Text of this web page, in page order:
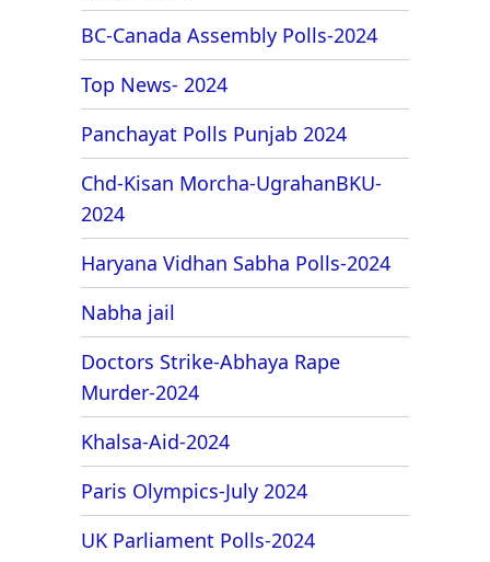
BC-Canada Assembly Polls-2024
Top News- 2024
Panchayat Polls Punjab 2024
Chd-Kisan Morcha-UgrahanBKU-
2024
Haryana Vidhan Sabha Polls-2024
Nabha jail
Doctors Strike-Abhaya Rape
Murder-2024
Khalsa-Aid-2024
Paris Olympics-July 2024
UK Parliament Polls-2024